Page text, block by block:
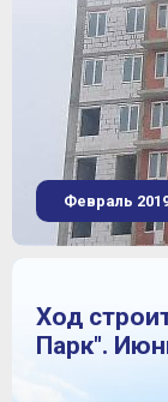
Февраль
Ход
Парк".